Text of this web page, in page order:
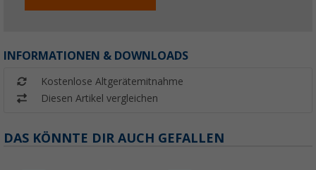
INFORMATIONEN & DOWNLOADS
Kostenlose Altgerätemitnahme
Diesen Artikel vergleichen
DAS KÖNNTE DIR AUCH GEFALLEN